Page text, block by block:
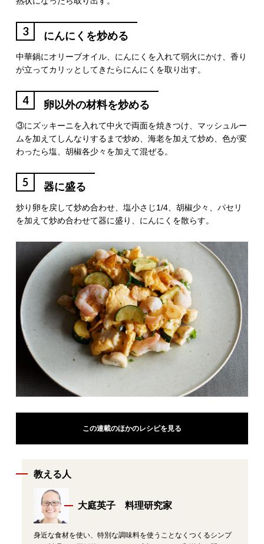
3 にんにくを炒める
中華鍋にオリーブオイル、にんにくを入れて弱火にかけ、香り
が立ってカリッとしてきたらにんにくを取り出す。
4 卵以外の材料を炒める
③にズッキーニを入れて中火で両面を焼きつけ、マッシュルー
ムを加えてしんなりするまで炒め、海老を加えて炒め、色が変
わったら塩、胡椒各少々を加えて混ぜる。
5 器に盛る
炒り卵を戻して炒め合わせ、塩小さじ1/4、胡椒少々、パセリ
を加えて炒め合わせて器に盛り、にんにくを散らす。
この連載のほかのレシピを見る
教える人
大庭英子 料理研究家
身近な食材を使い、特別な調味料を使うことなくつくるシンプ